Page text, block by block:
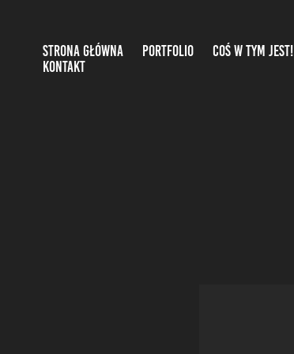
STRONA GŁÓWNA PORTFOLIO
COŚ W TYM JEST!
KONTAKT